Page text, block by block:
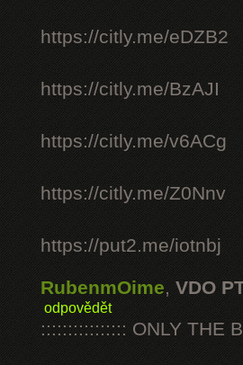
https://citly.me/eDZB2
https://citly.me/BzAJI
https://citly.me/v6ACg
https://citly.me/Z0Nnv
https://put2.me/iotnbj
RubenmOime, VDO
odpovědět
:::::::::::::::: ONLY THE